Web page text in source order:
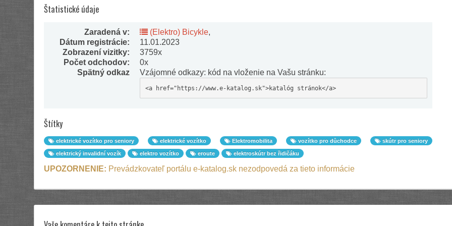
Štatistické údaje
Zaradená v: (Elektro) Bicykle,
Dátum registrácie:
11.01.2023
Zobrazení vizitky:
3759x
Počet odchodov:
0x
Spätný odkaz
Vzájomné odkazy: kód na vloženie na Vašu stránku:
<a href="https://www.e-katalog.sk">katalóg stránok</a>
Štítky
elektrické vozítko pro seniory elektrické vozítko Elektromobilita vozítko pro důchodce skútr pro seniory
elektrický invalidní vozík elektro vozítko eroute elektroskútr bez řidičáku
UPOZORNENIE: Prevádzkovateľ portálu e-katalog.sk nezodpovedá za tieto informácie